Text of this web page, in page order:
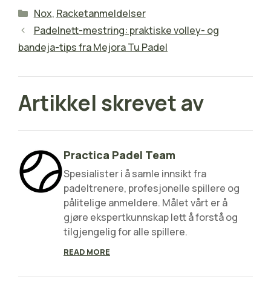
Kategorier
Nox, Racketanmeldelser
Padelnett-mestring: praktiske volley- og
bandeja-tips fra Mejora Tu Padel
Artikkel skrevet av
Practica Padel Team
Spesialister i å samle innsikt fra
padeltrenere, profesjonelle spillere og
pålitelige anmeldere. Målet vårt er å
gjøre ekspertkunnskap lett å forstå og
tilgjengelig for alle spillere.
READ MORE